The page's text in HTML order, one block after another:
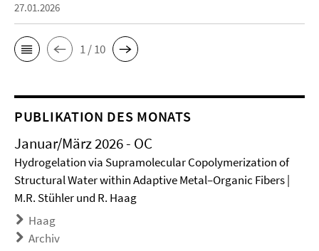
27.01.2026
1 / 10
PUBLIKATION DES MONATS
Januar/März 2026 - OC
Hydrogelation via Supramolecular Copolymerization of
Structural Water within Adaptive Metal–Organic Fibers |
M.R. Stühler und R. Haag
Haag
Archiv